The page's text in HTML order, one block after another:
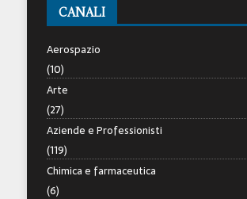
CANALI
Aerospazio
(10)
Arte
(27)
Aziende e Professionisti
(119)
Chimica e farmaceutica
(6)